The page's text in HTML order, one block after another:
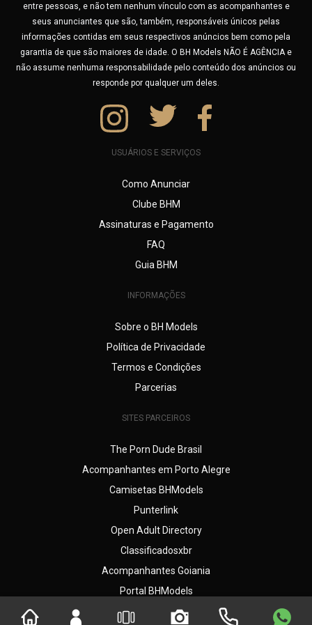
entre pessoas, e não tem nenhum vínculo com as acompanhantes e
seus anunciantes que são, também, responsáveis únicos pelas
informações contidas em seus respectivos anúncios bem como pela
garantia de que são maiores de idade. O BH Models NÃO É AGÊNCIA e
não assume nenhuma responsabilidade pelo conteúdo dos anúncios ou
responde por qualquer um deles.
USUÁRIOS E SERVIÇOS
Como Anunciar
Clube BHM
Assinaturas e Pagamento
FAQ
Guia BHM
INFORMAÇÕES
Sobre o BH Models
Política de Privacidade
Termos e Condições
Parcerias
SITES PARCEIROS
The Porn Dude Brasil
Acompanhantes em Porto Alegre
Camisetas BHModels
Punterlink
Open Adult Directory
Classificadosxbr
Acompanhantes Goiania
Portal BHModels